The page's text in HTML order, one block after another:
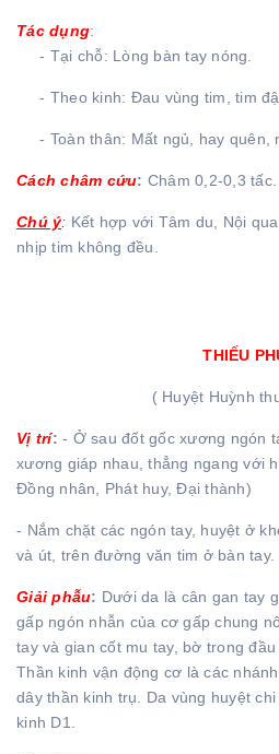
Tác dụng:
- Tại chỗ: Lòng bàn tay nóng.
- Theo kinh: Đau vùng tim, tim
- Toàn thân: Mất ngủ, hay quên,
Cách châm cứu: Châm 0,2-0,3
Chú ý: Kết hợp với Tâm du, Nội
nhịp tim không đều.
THIẾU
( Huyệt Huỳnh
Vị trí: - Ở sau đốt gốc xương ngón
xương giáp nhau, thẳng ngang với
Đồng nhân, Phát huy, Đại thành)
- Nắm chặt các ngón tay, huyệt ở
và út, trên đường văn tim ở bàn tay.
Giải phẫu: Dưới da là cân gan tay
gấp ngón nhẫn của cơ gấp chung
tay và gian cốt mu tay, bờ trong
Thần kinh vận động cơ là các
dây thần kinh trụ. Da vùng huyệt
kinh D1.